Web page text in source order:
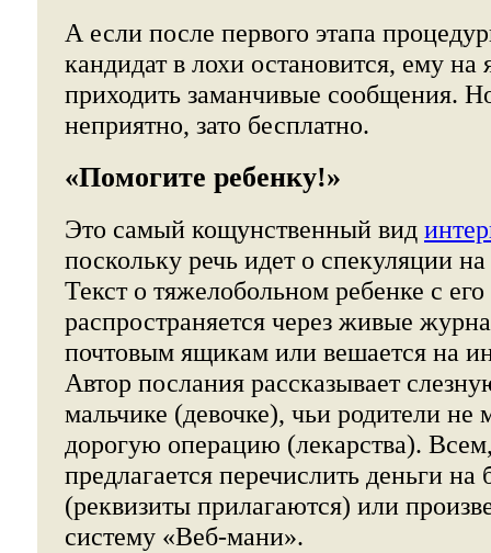
А если после первого этапа
кандидат в лохи остановится, ему
приходить заманчивые сообщения.
неприятно, зато бесплатно.
«Помогите ребенку!»
Это самый кощунственный вид
поскольку речь идет о спекуляции
Текст о тяжелобольном ребенке с
распространяется через живые
почтовым ящикам или вешается на
Автор послания рассказывает
мальчике (девочке), чьи родители не
дорогую операцию (лекарства).
предлагается перечислить деньги на
(реквизиты прилагаются) или
систему «Веб-мани».